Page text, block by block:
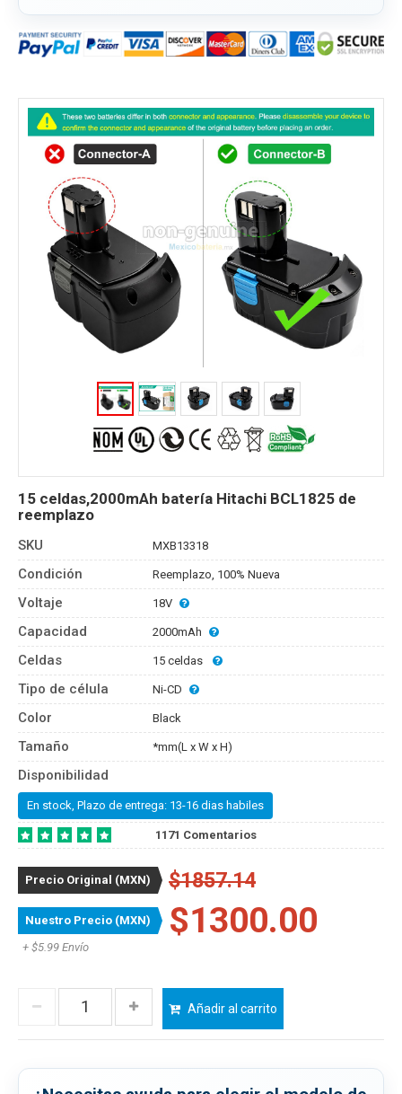
15 celdas,2000mAh batería Hitachi BCL1825 de
reemplazo
SKU MXB13318
Condición Reemplazo, 100% Nueva
Voltaje 18V
Capacidad 2000mAh
Celdas 15 celdas
Tipo de célula Ni-CD
Color Black
Tamaño *mm(L x W x H)
Disponibilidad
En stock, Plazo de entrega: 13-16 dias habiles
1171 Comentarios
Precio Original (MXN) $1857.14
Nuestro Precio (MXN) $1300.00
+ $5.99 Envío
Añadir al carrito